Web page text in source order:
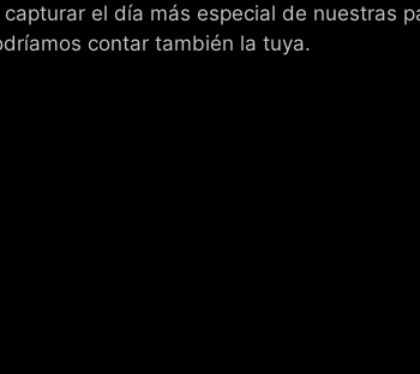
el día más especial de nuestras
contar también la tuya.